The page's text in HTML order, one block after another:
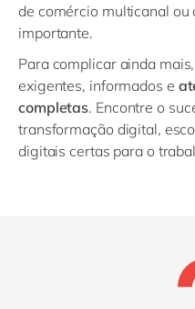
de comércio multicanal
importante.
Para complicar ainda
exigentes, informados e
completas. Encontre o
transformação digital,
digitais certas para o